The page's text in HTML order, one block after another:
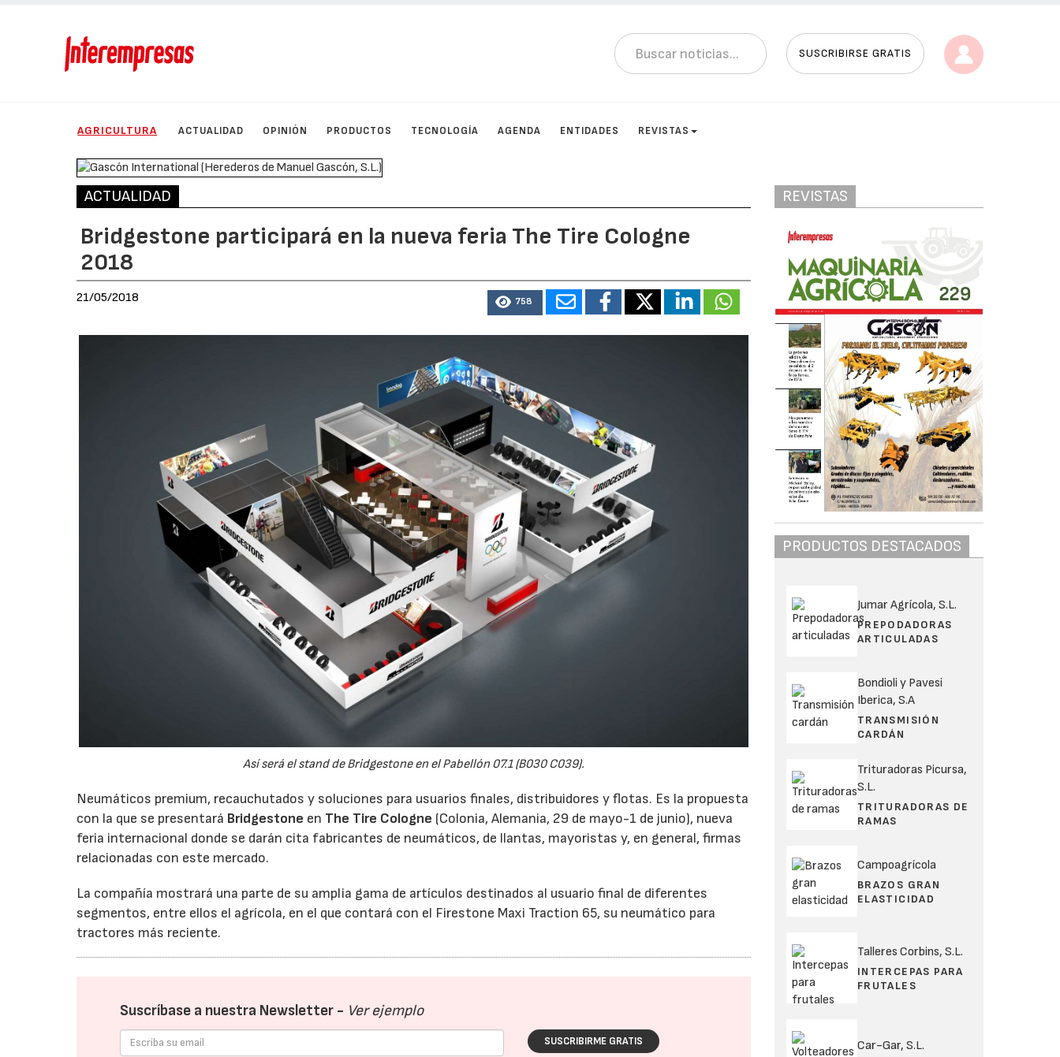
SUSCRIBIRSE GRATIS
AGRICULTURA ACTUALIDAD OPINIÓN PRODUCTOS TECNOLOGÍA AGENDA ENTIDADES REVISTAS
ACTUALIDAD
Bridgestone participará en la nueva feria The Tire Cologne
2018
21/05/2018 758
Así será el stand de Bridgestone en el Pabellón 07.1 (B030 C039).
Neumáticos premium, recauchutados y soluciones para usuarios finales, distribuidores y flotas. Es la propuesta
con la que se presentará Bridgestone en The Tire Cologne (Colonia, Alemania, 29 de mayo-1 de junio), nueva
feria internacional donde se darán cita fabricantes de neumáticos, de llantas, mayoristas y, en general, firmas
relacionadas con este mercado.
La compañía mostrará una parte de su amplia gama de artículos destinados al usuario final de diferentes
segmentos, entre ellos el agrícola, en el que contará con el Firestone Maxi Traction 65, su neumático para
tractores más reciente.
Suscríbase a nuestra Newsletter - Ver ejemplo
SUSCRIBIRME GRATIS
REVISTAS
PRODUCTOS DESTACADOS
Jumar Agrícola, S.L.
PREPODADORAS
ARTICULADAS
Bondioli y Pavesi
Iberica, S.A
TRANSMISIÓN
CARDÁN
Trituradoras Picursa,
S.L.
TRITURADORAS DE
RAMAS
Campoagrícola
BRAZOS GRAN
ELASTICIDAD
Talleres Corbins, S.L.
INTERCEPAS PARA
FRUTALES
Car-Gar, S.L.